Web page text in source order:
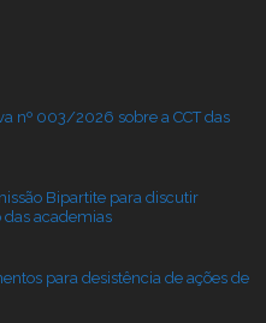
nº 003/2026 sobre a CCT das
Bipartite para discutir
academias
para desistência de ações de